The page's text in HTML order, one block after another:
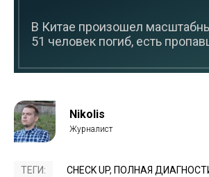
В Китае произошел
51 человек погиб, есть
Nikolis
ТЕГИ: CHECK UP, ПОЛНАЯ